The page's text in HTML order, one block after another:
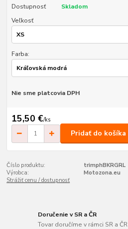
Dostupnosť
Skladom
Veľkosť
Farba:
Nie sme platcovia DPH
15,50 €/ks
Pridať do košíka
Číslo produktu:
trimphBKRGRL
Výrobca:
Motozona.eu
Strážiť cenu / dostupnosť
Doručenie v SR a ČR
Tovar doručíme v rámci SR a ČR